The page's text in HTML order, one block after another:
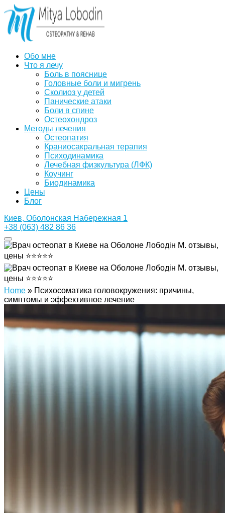
Обо мне
Что я лечу
Боль в пояснице
Головные боли и мигрень
Сколиоз у детей
Панические атаки
Боли в спине
Остеохондроз
Методы лечения
Остеопатия
Краниосакральная терапия
Психодинамика
Лечебная физкультура (ЛФК)
Коучинг
Биодинамика
Цены
Блог
Киев, Оболонская Набережная 1
+38 (063) 482 86 36
Home » Психосоматика головокружения: причины,
симптомы и эффективное лечение